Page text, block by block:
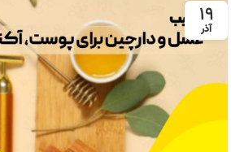
19
آذر